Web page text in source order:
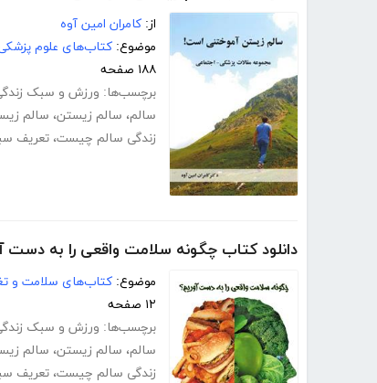
از: کامران امین آوه
موضوع: کتاب‌های علوم
۱۸۸ صفحه
برچسب‌ها: ورزش‌ و سبک
سالم، سالم زیستن، سالم
زندگی سالم چیست، تعریف
دانلود کتاب چگونه سلامت واقعی را به دست
موضوع: کتاب‌های سلامت و
۱۲ صفحه
برچسب‌ها: ورزش‌ و سبک
سالم، سالم زیستن، سالم
زندگی سالم چیست، تعریف